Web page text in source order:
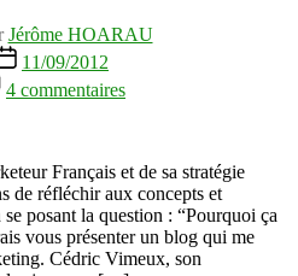
Jérôme HOARAU
11/09/2012
4 commentaires
Virtuose
pourquoi
ça
marche
?
Français et de sa stratégie
de réfléchir aux concepts et
posant la question : “Pourquoi ça
vous présenter un blog qui me
Cédric Vimeux, son